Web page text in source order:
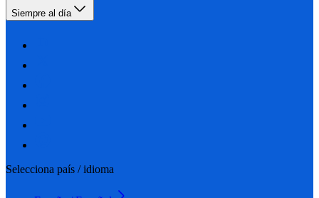
Siempre al día
Selecciona país / idioma